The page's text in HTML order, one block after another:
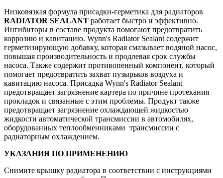
Низковязкая формула присадки-герметика для радиаторов
RADIATOR SEALANT работает быстро и эффективно.
Ингибиторы в составе продукта помогают предотвратить
коррозию и кавитацию. Wynn's Radiator Sealant содержит
герметизирующую добавку, которая смазывает водяной насос,
повышая производительность и продлевая срок службы
насоса. Также содержит противопенный компонент, который
помогает предотвратить захват пузырьков воздуха и
кавитацию насоса. Присадка Wynn's Radiator Sealant
предотвращает загрязнение картера по причине протекания
прокладок и связанные с этим проблемы. Продукт также
предотвращает загрязнение охлаждающей жидкостью
жидкости автоматической трансмиссии в автомобилях,
оборудованных теплообменниками трансмиссии с
радиаторным охлаждением.
УКАЗАНИЯ ПО ПРИМЕНЕНИЮ
Снимите крышку радиатора в соответствии с инструкциями